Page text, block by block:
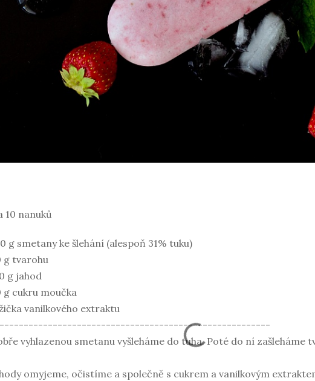
10 nanuků
g smetany ke šlehání (alespoň 31% tuku)
g tvarohu
g jahod
g cukru moučka
vanilkového extraktu
vyhlazenou smetanu vyšleháme do tuha. Poté do ní zašleháme
omyjeme, očistíme a společně s cukrem a vanilkovým